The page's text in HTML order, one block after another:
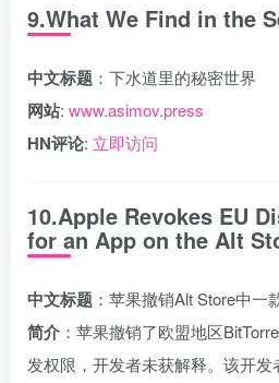
9.What We Find in the
中文标题 ：下水道里的秘密世界
网站: www.asimov.press
HN评论: 立即访问
10.Apple Revokes EU
for an App on the Alt
中文标题 ：苹果撤销Alt Store中一
简介 ：苹果撤销了欧盟地区
发权限，开发者未获解释。该开